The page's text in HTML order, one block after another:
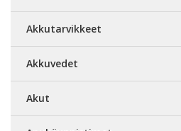
Akkutarvikkeet
Akkuvedet
Akut